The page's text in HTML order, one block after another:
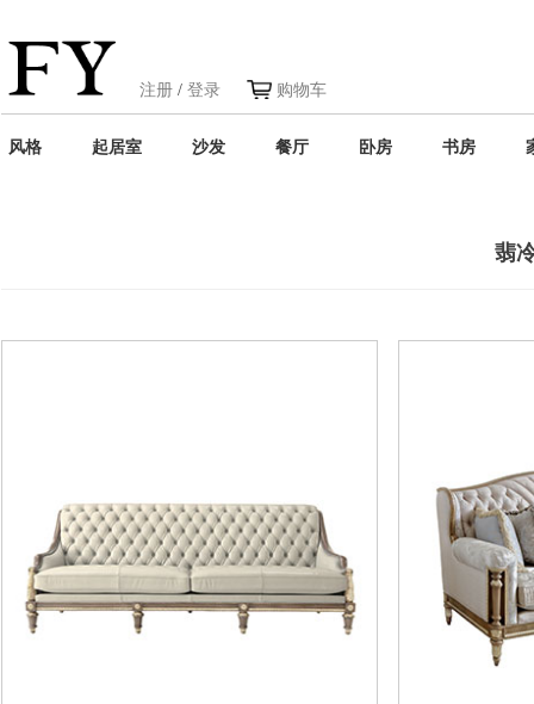
注册 / 登录 购物车
风格 起居室 沙发 餐厅 卧房 书房
翡